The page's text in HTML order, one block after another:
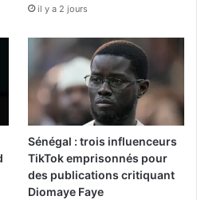
il y a 2 jours
Sénégal : trois influenceurs
TikTok emprisonnés pour
des publications critiquant
Diomaye Faye